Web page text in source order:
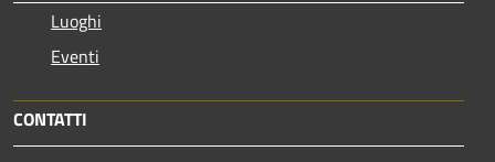
Luoghi
Eventi
CONTATTI